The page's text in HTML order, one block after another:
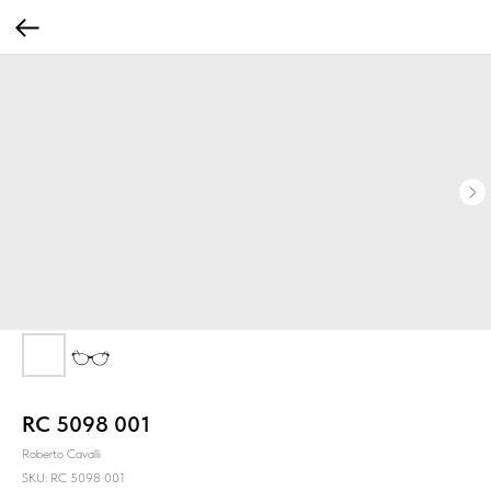
RC 5098 001
Roberto Cavalli
SKU: RC 5098 001